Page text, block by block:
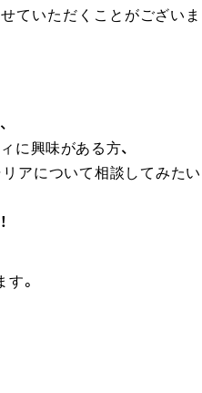
ていただくことがございま
に興味がある方、
アについて相談してみたい
。